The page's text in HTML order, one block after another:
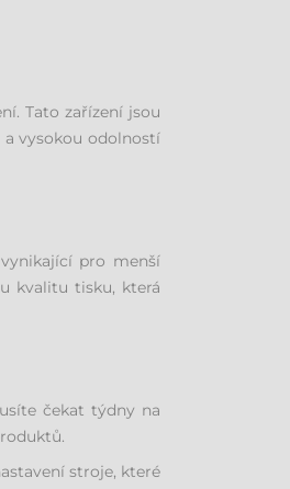
Tato zařízení jsou
vysokou odolností
pro menší
kvalitu tisku, která
čekat týdny na
stroje, které